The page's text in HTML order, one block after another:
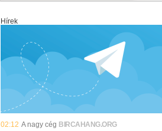
Hírek
02:12 A nagy cég BIRCAHANG.ORG